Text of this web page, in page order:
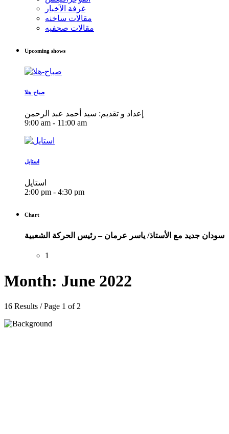
غرفة الآخبار
مقالات ساخنه
مقالات صحفيه
Upcoming shows
صباح-هلا
إعداد و تقديم: سيد أحمد عبد الرحمن
9:00 am - 11:00 am
استايل
استايل
2:00 pm - 4:30 pm
Chart
سودان جديد مع الأستاذ/ ياسر عرمان – رئيس الحركة الشعبية
1
Month: June 2022
16 Results / Page 1 of 2